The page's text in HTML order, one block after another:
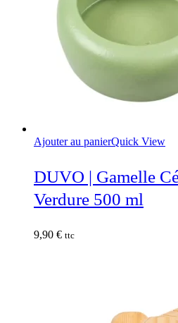
Ajouter au panierQuick View
DUVO | Gamelle
Verdure 500 ml
9,90 € ttc